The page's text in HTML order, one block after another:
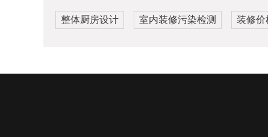
整体厨房设计 室内装修污染检测 装修价